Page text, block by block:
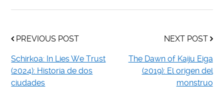
PREVIOUS POST
Schirkoa: In Lies We Trust
(2024): Historia de dos
ciudades
NEXT POST
The Dawn of Kaiju Eiga
(2019): El origen del
monstruo